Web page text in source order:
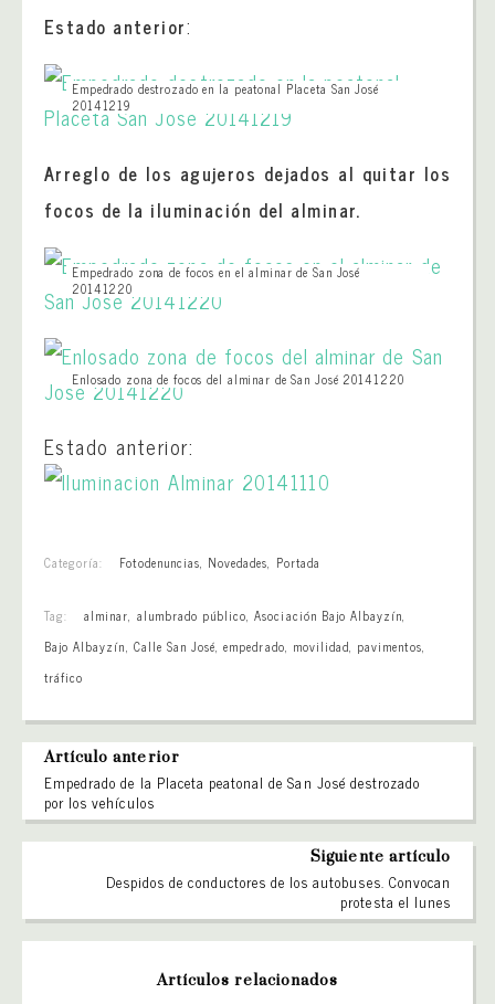
Estado anterior:
Empedrado destrozado en la peatonal Placeta San José
20141219
Arreglo de los agujeros dejados al quitar los
focos de la iluminación del alminar.
Empedrado zona de focos en el alminar de San José
20141220
Enlosado zona de focos del alminar de San José 20141220
Estado anterior:
Categoría: Fotodenuncias, Novedades, Portada
Tag: alminar, alumbrado público,Asociación Bajo Albayzín,
Bajo Albayzín, Calle San José,empedrado, movilidad, pavimentos,
tráfico
Artículo anterior
Empedrado de la Placeta peatonal de San José destrozado
por los vehículos
Siguiente artículo
Despidos de conductores de los autobuses. Convocan
protesta el lunes
Artículos relacionados